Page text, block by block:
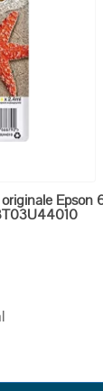
EN STOCK Epson